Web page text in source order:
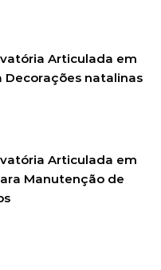
Articulada em
Decorações natalinas
Articulada em
Manutenção de